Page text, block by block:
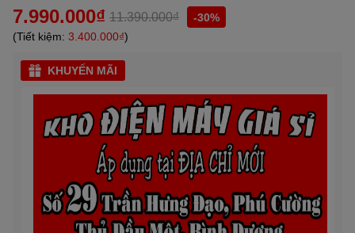
7.990.000₫ 11.390.000₫
-30%
(Tiết kiệm: 3.400.000₫)
KHUYẾN MÃI